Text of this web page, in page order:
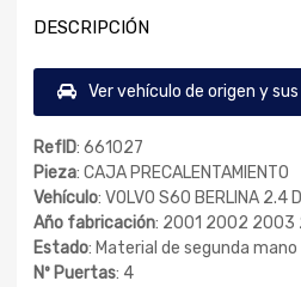
DESCRIPCIÓN
Ver vehículo de origen y
RefID: 661027
Pieza: CAJA PRECALENTAMIENTO
Vehículo: VOLVO S60 BERLINA 2.4
Año fabricación: 2001 2002 2003
Estado: Material de segunda mano
Nº Puertas: 4